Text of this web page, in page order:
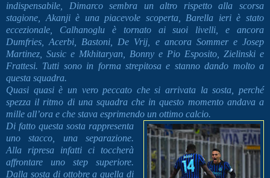
indispensabile, Dimarco sembra un altro rispetto alla scorsa
stagione, Akanji è una piacevole scoperta, Barella ieri è stato
eccezionale, Calhanoglu è tornato ai suoi livelli, e ancora
Dumfries, Acerbi, Bastoni, De Vrij, e ancora Sommer e Josep
Martinez, Susic e Mkhitaryan, Bonny e Pio Esposito, Zielinski e
Frattesi. Tutti sono in forma strepitosa e stanno dando molto a
questa squadra.
Quasi quasi è un vero peccato che si arrivata la sosta, perché
spezza il ritmo di una squadra che in questo momento andava a
mille all’ora e che stava esprimendo un ottimo calcio.
Di fatto questa sosta rappresenta
uno stacco, una separazione.
Alla ripresa infatti ci toccherà
affrontare uno step superiore.
Dalla sosta di ottobre a quella di